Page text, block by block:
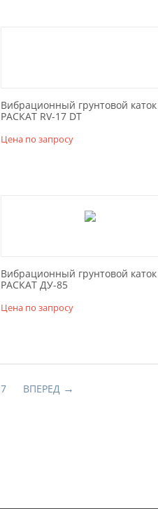
Вибрационный грунтовой каток
РАСКАТ RV-17 DT
Цена по запросу
Вибрационный грунтовой каток
РАСКАТ ДУ-85
Цена по запросу
7 ВПЕРЕД